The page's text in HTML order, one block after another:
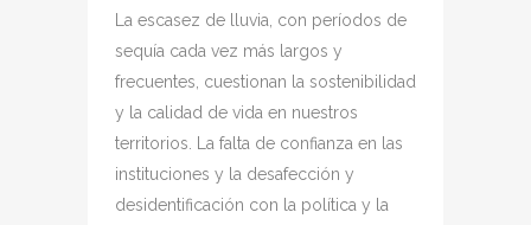
La escasez de lluvia, con períodos de
sequía cada vez más largos y
frecuentes, cuestionan la sostenibilidad
y la calidad de vida en nuestros
territorios. La falta de confianza en las
instituciones y la desafección y
desidentificación con la política y la